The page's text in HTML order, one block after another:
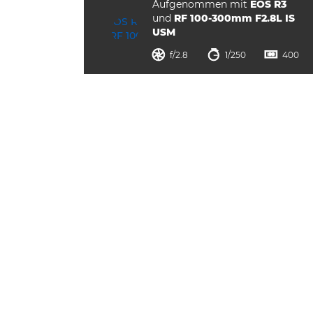
Aufgenommen mit EOS R3
und RF 100-300mm F2.8L IS
USM
Blende
 f/2.8 Verschlusszeit
 1/250 ISO
 400